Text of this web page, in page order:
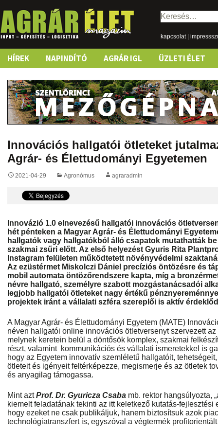
Keresés:
kapcsolat|
Skip
content
HÍREK NAPINDÍTÓ AGRÁR IGL ÜZLETI ÉLET
Innovációs hallgatói ötleteket
Agrár- és Élettudományi Egyetemen
2021-04-29 Agronómus agraradmin
Innovázió 1.0 elnevezésű hallgatói innovációs
hét pénteken a Magyar Agrár- és Élettudományi
hallgatók vagy hallgatókból álló csapatok mutathatták
szakmai zsűri előtt. Az első helyezést Gyuris Rita
Instagram felületen működtetett növényvédelmi
Az ezüstérmet Miskolczi Dániel precíziós öntözésre és
mobil automata öntözőrendszere kapta, míg a
névre hallgató, személyre szabott mozgástanácsadói
legjobb hallgatói ötleteket nagy értékű
projektek iránt a vállalati szféra szereplői is aktív
A Magyar Agrár- és Élettudományi Egyetem (MATE)
néven hallgatói online innovációs ötletversenyt szervezett
melynek keretein belül a döntősök komplex, szakmai
részt, valamint kommunikációs és vállalati ismeretekkel is
hogy az Egyetem innovatív szemléletű hallgatóit,
ötleteit és igényeit feltérképezze, megismerje és az ötletek
és anyagilag támogassa.
Mint aztProf. Dr. Gyuricza Csaba mb. rektor hangsúlyozta,
kiemelt feladatának tekinti az itt keletkező kutatás-fejlesztési
hogy ezeket ne csak publikáljuk, hanem biztosítsuk azok
technológiatranszfert is, egyszóval a végtermék profitorientált